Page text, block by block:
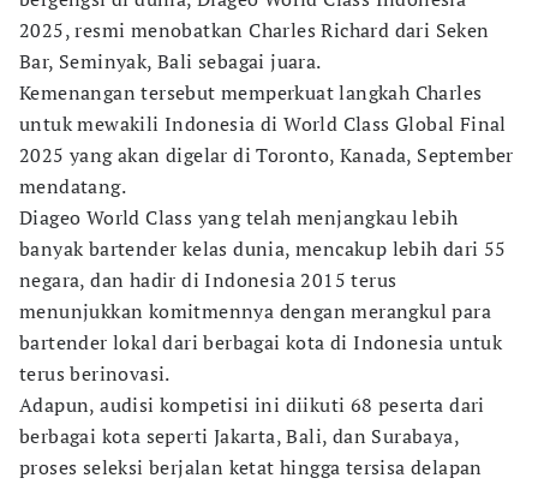
2025, resmi menobatkan Charles Richard dari Seken
Bar, Seminyak, Bali sebagai juara.
Kemenangan tersebut memperkuat langkah Charles
untuk mewakili Indonesia di World Class Global Final
2025 yang akan digelar di Toronto, Kanada, September
mendatang.
Diageo World Class yang telah menjangkau lebih
banyak bartender kelas dunia, mencakup lebih dari 55
negara, dan hadir di Indonesia 2015 terus
menunjukkan komitmennya dengan merangkul para
bartender lokal dari berbagai kota di Indonesia untuk
terus berinovasi.
Adapun, audisi kompetisi ini diikuti 68 peserta dari
berbagai kota seperti Jakarta, Bali, dan Surabaya,
proses seleksi berjalan ketat hingga tersisa delapan